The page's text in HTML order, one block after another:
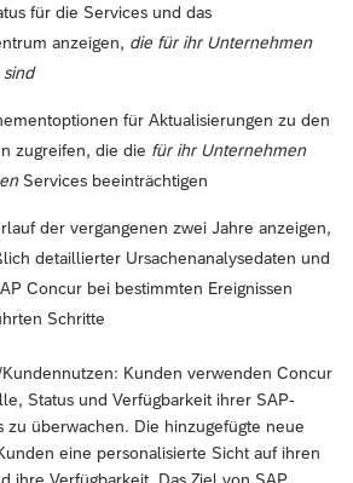
für die Services und das
anzeigen, die für ihr Unternehmen
sind
für Aktualisierungen zu den
zugreifen, die die für ihr Unternehmen
Services beeinträchtigen
der vergangenen zwei Jahre anzeigen,
detaillierter Ursachenanalysedaten und
Concur bei bestimmten Ereignissen
Schritte
Kundennutzen: Kunden verwenden Concur
Status und Verfügbarkeit ihrer SAP-
zu überwachen. Die hinzugefügte neue
eine personalisierte Sicht auf ihren
ihre Verfügbarkeit. Das Ziel von SAP